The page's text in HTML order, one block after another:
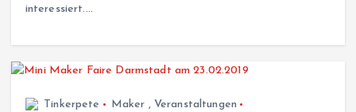
interessiert.…
Tinkerpete Maker , Veranstaltungen